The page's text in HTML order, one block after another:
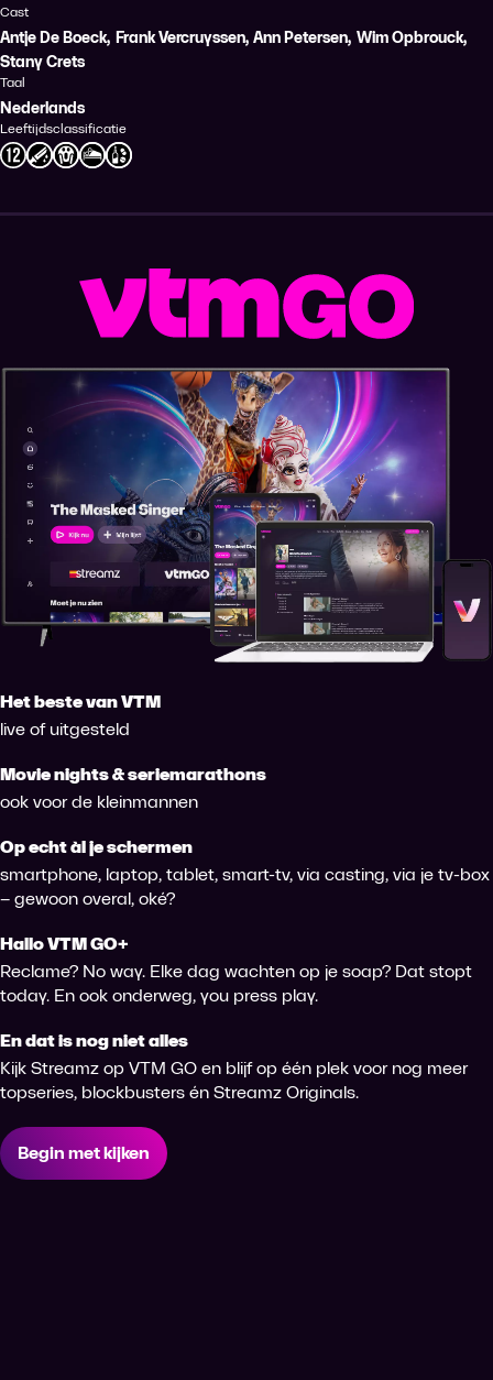
Cast
Antje De Boeck, Frank Vercruyssen, Ann Petersen, Wim Opbrouck,
Stany Crets
Taal
Nederlands
Leeftijdsclassificatie
Het beste van VTM
live of uitgesteld
Movie nights & seriemarathons
ook voor de kleinmannen
Op echt àl je schermen
smartphone, laptop, tablet, smart-tv, via casting, via je tv-box
– gewoon overal, oké?
Hallo VTM GO+
Reclame? No way. Elke dag wachten op je soap? Dat stopt
today. En ook onderweg, you press play.
En dat is nog niet alles
Kijk Streamz op VTM GO en blijf op één plek voor nog meer
topseries, blockbusters én Streamz Originals.
Begin met kijken